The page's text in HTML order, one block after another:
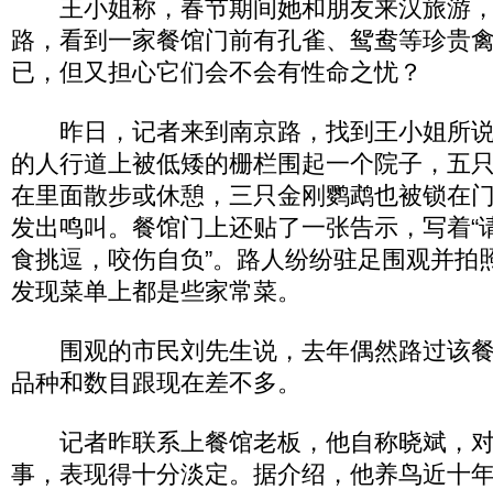
王小姐称，春节期间她和朋友来汉旅游
路，看到一家餐馆门前有孔雀、鸳鸯等珍贵
已，但又担心它们会不会有性命之忧？
昨日，记者来到南京路，找到王小姐所
的人行道上被低矮的栅栏围起一个院子，五
在里面散步或休憩，三只金刚鹦鹉也被锁在
发出鸣叫。餐馆门上还贴了一张告示，写着“
食挑逗，咬伤自负”。路人纷纷驻足围观并拍
发现菜单上都是些家常菜。
围观的市民刘先生说，去年偶然路过该
品种和数目跟现在差不多。
记者昨联系上餐馆老板，他自称晓斌，
事，表现得十分淡定。据介绍，他养鸟近十